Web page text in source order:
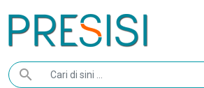
search